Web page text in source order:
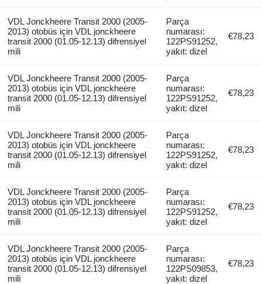
VDL Jonckheere Transit 2000 (2005-
2013) otobüs için VDL jonckheere
transit 2000 (01.05-12.13) difrensiyel
mili
Parça
numarası:
122PS91252,
yakıt: dizel
€78,23
VDL Jonckheere Transit 2000 (2005-
2013) otobüs için VDL jonckheere
transit 2000 (01.05-12.13) difrensiyel
mili
Parça
numarası:
122PS91252,
yakıt: dizel
€78,23
VDL Jonckheere Transit 2000 (2005-
2013) otobüs için VDL jonckheere
transit 2000 (01.05-12.13) difrensiyel
mili
Parça
numarası:
122PS91252,
yakıt: dizel
€78,23
VDL Jonckheere Transit 2000 (2005-
2013) otobüs için VDL jonckheere
transit 2000 (01.05-12.13) difrensiyel
mili
Parça
numarası:
122PS91252,
yakıt: dizel
€78,23
VDL Jonckheere Transit 2000 (2005-
2013) otobüs için VDL jonckheere
transit 2000 (01.05-12.13) difrensiyel
mili
Parça
numarası:
122PS09853,
yakıt: dizel
€78,23